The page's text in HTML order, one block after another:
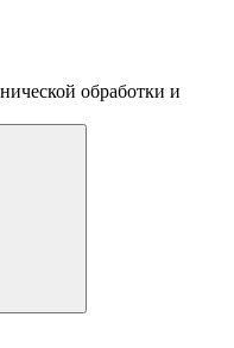
обработки и